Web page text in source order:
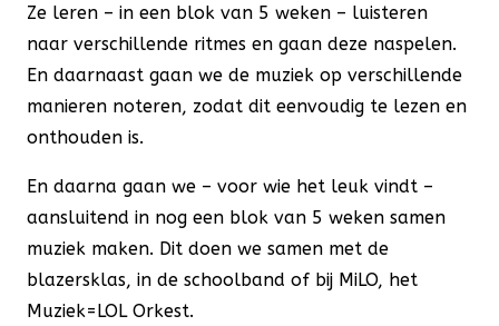
Ze leren – in een blok van 5 weken – luisteren
naar verschillende ritmes en gaan deze naspelen.
En daarnaast gaan we de muziek op verschillende
manieren noteren, zodat dit eenvoudig te lezen en
onthouden is.
En daarna gaan we – voor wie het leuk vindt –
aansluitend in nog een blok van 5 weken samen
muziek maken. Dit doen we samen met de
blazersklas, in de schoolband of bij MiLO, het
Muziek=LOL Orkest.